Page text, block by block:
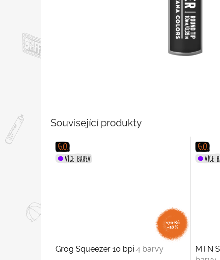
Související produkty
170 Kč
–18 %
Grog Squeezer 10 bpi 4 barvy MTN